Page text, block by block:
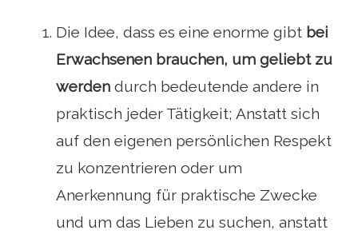
Die Idee, dass es eine enorme gibt bei
Erwachsenen brauchen, um geliebt zu
werden durch bedeutende andere in
praktisch jeder Tätigkeit; Anstatt sich
auf den eigenen persönlichen Respekt
zu konzentrieren oder um
Anerkennung für praktische Zwecke
und um das Lieben zu suchen, anstatt